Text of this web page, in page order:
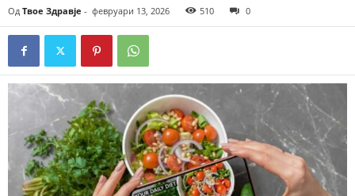
Од Твое Здравје - февруари 13, 2026 510 0